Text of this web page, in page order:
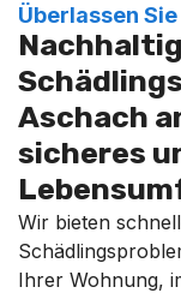
Überlassen
Aschach
sicheres
Wir bieten
Ihrer Wohnung,